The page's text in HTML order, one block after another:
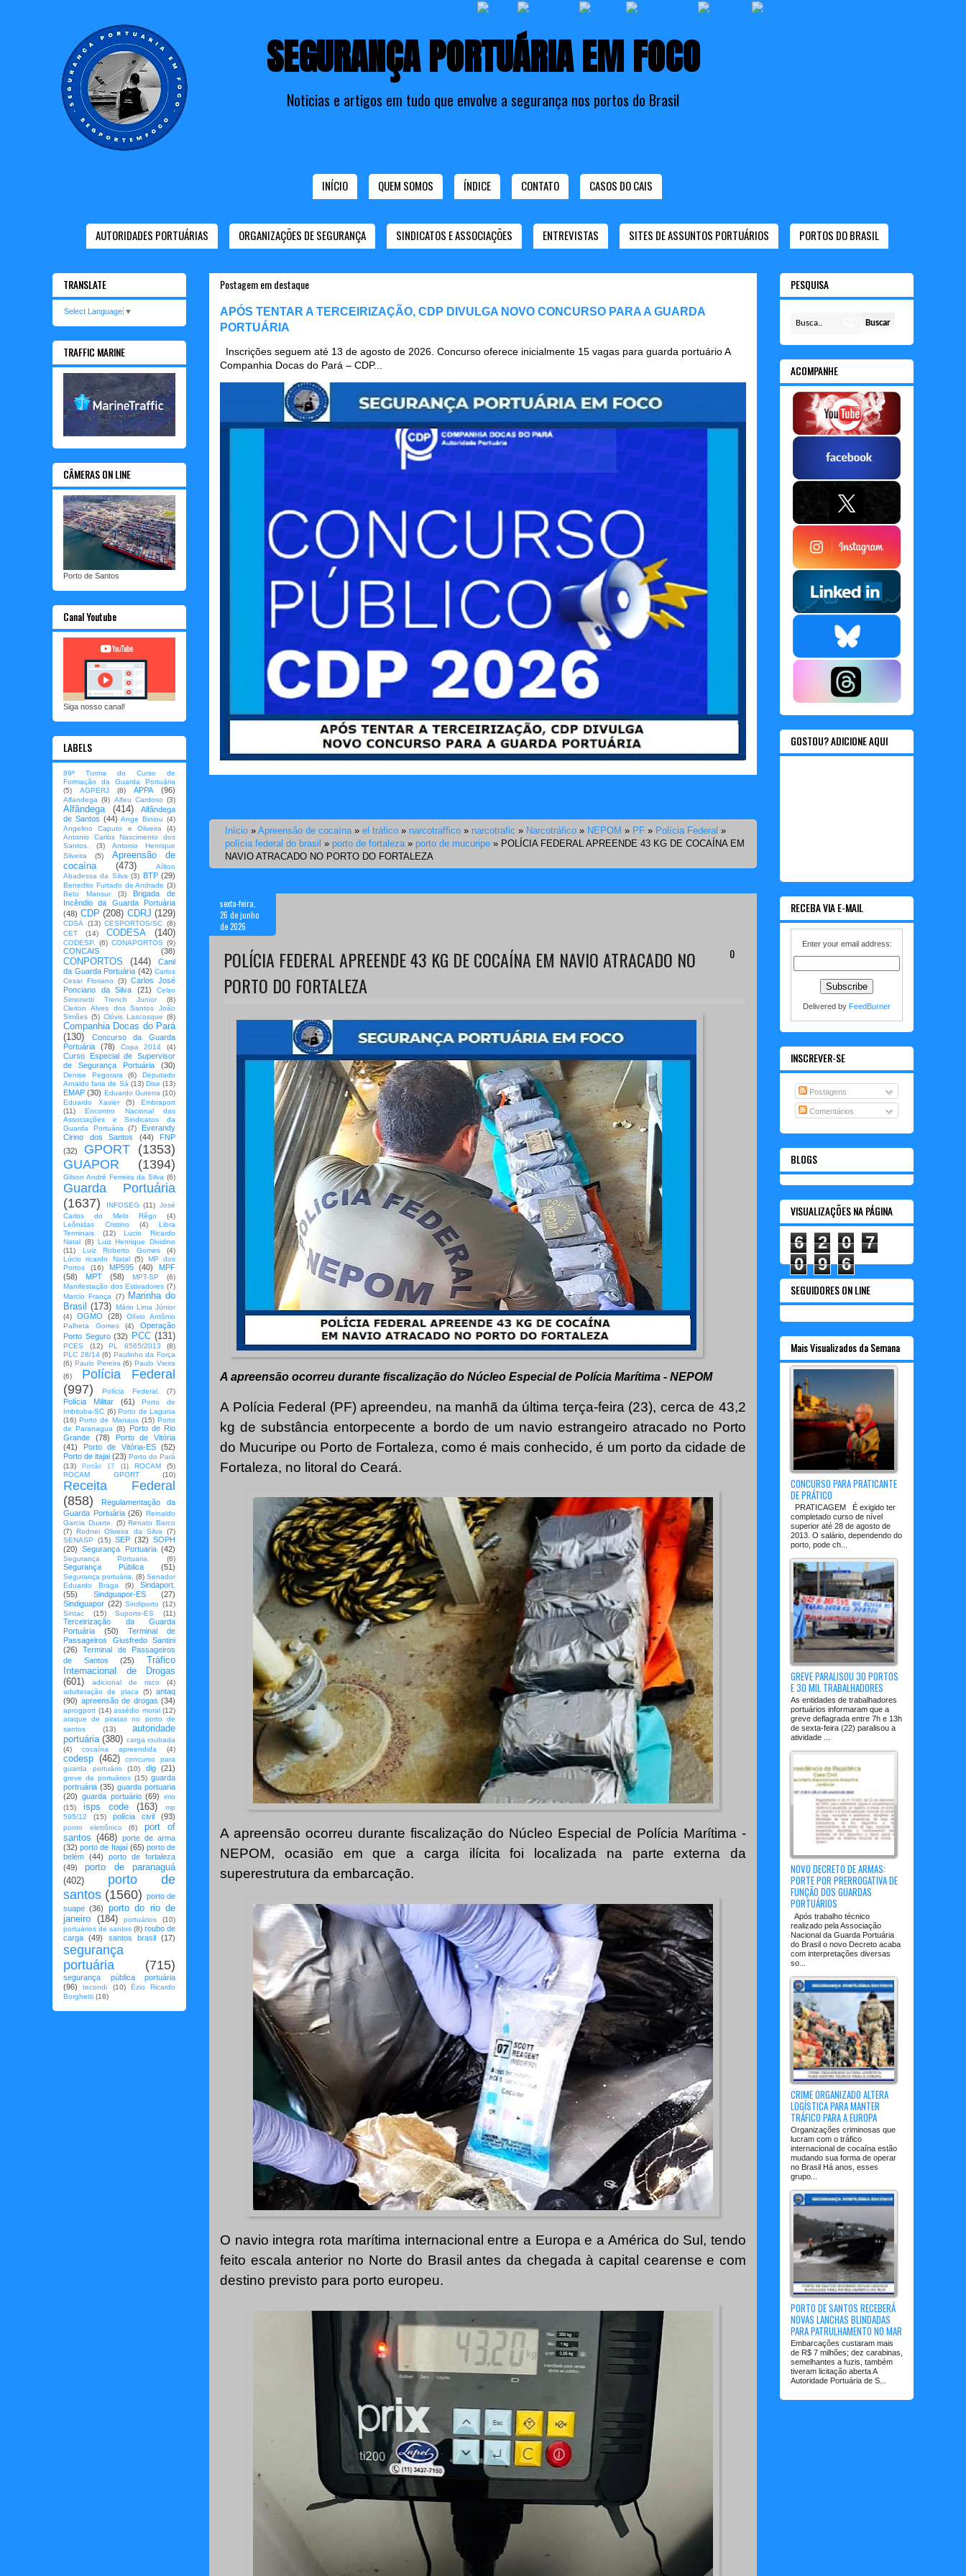
SEGURANÇA PORTUÁRIA EM FOCO
Noticias e artigos em tudo que envolve a segurança nos portos do Brasil
INÍCIO QUEM SOMOS ÍNDICE CONTATO CASOS DO CAIS
AUTORIDADES PORTUÁRIAS ORGANIZAÇÕES DE SEGURANÇA SINDICATOS E ASSOCIAÇÕES ENTREVISTAS SITES DE ASSUNTOS PORTUÁRIOS PORTOS DO BRASIL
Postagem em destaque
APÓS TENTAR A TERCEIRIZAÇÃO, CDP DIVULGA NOVO CONCURSO PARA A GUARDA
PORTUÁRIA
Inscrições seguem até 13 de agosto de 2026. Concurso oferece inicialmente 15 vagas para guarda portuário A
Companhia Docas do Pará – CDP...
Início » Apreensão de cocaína» el tráfico » narcotraffico » narcotrafic » Narcotráfico » NEPOM » PF » Polícia Federal »
polícia federal do brasil » porto de fortaleza» porto de mucuripe » POLÍCIA FEDERAL APREENDE 43 KG DE COCAÍNA EM
NAVIO ATRACADO NO PORTO DO FORTALEZA
sexta-feira,
26 de junho
de 2026
0
POLÍCIA FEDERAL APREENDE 43 KG DE COCAÍNA EM NAVIO ATRACADO NO
PORTO DO FORTALEZA
A apreensão ocorreu durante fiscalização do Núcleo Especial de Polícia Marítima - NEPOM
A Polícia Federal (PF) apreendeu, na manhã da última terça-feira (23), cerca de 43,2
kg de substância entorpecente a bordo de um navio estrangeiro atracado no Porto
do Mucuripe ou Porto de Fortaleza, como é mais conhecido, é um porto da cidade de
Fortaleza, no litoral do Ceará.
A apreensão ocorreu durante fiscalização do Núcleo Especial de Polícia Marítima -
NEPOM, ocasião em que a carga ilícita foi localizada na parte externa da
superestrutura da embarcação.
O navio integra rota marítima internacional entre a Europa e a América do Sul, tendo
feito escala anterior no Norte do Brasil antes da chegada à capital cearense e com
destino previsto para porto europeu.
TRANSLATE
Select Language ▼
TRAFFIC MARINE
CÂMERAS ON LINE
Porto de Santos
Canal Youtube
Siga nosso canal!
LABELS
89ª Turma do Curso de
Formação da Guarda Portuária
(5)
AGPERJ (8) APPA (96)
Alfandega (9) Alfeu Cardoso (3)
Alfândega (414)
Alfândega
de Santos (44) Ange Biniou (4)
Angelino Caputo e Oliveira
(4)
Antonio Carlos Nascimento dos
Santos.
(3)
Antonio Henrique
Silveira
(5)
Apreensão de
cocaína
(473)
Aílton
Abadessa da Silva (3) BTP (29)
Benedito Furtado de Andrade (3)
Beto Mansur
(3)
Brigada de
Incêndio da Guarda Portuária
(48) CDP (208) CDRJ (129)
CDSA (13) CESPORTOS/SC (8)
CET
(14) CODESA (140)
CODESP. (6) CONAPORTOS (9)
CONCAIS (38)
CONPORTOS (144)
Canil
da Guarda Portuária (42) Carlos
Cesar Floriano
(3) Carlos José
Ponciano da Silva
(21)
Celso
Simonetti Trench Junior
(8)
Cleiton Alves dos Santos João
Simões (5) Clóvis Lascosque (8)
Companhia Docas do Pará
(130)
Concurso da Guarda
Portuária
(78) Copa 2014 (4)
Curso Especial de Supervisor
de Segurança Portuária
(30)
Denise Pegorara (6)
Deputado
Arnaldo faria de Sá (13) Dise (13)
EMAP (30) Eduardo Guterra (10)
Eduardo Xavier
(5)
Embraport
(11)
Encontro Nacional das
Associações e Sindicatos da
Guarda Portuária
(7)
Everandy
Cirino dos Santos
(44)
FNP
(32)
GPORT (1353)
GUAPOR
(1394)
Gilson André Ferreira da Silva (6)
Guarda Portuária
(1637)
INFOSEG (11) José
Carlos do Melo Rêgo
(4)
Leônidas Cristino
(4)
Libra
Terminais
(12)
Lucio Ricardo
Natal (8) Luiz Henrique Dividino
(11)
Luiz Roberto Gomes
(4)
Lúcio ricardo Natal (5)
MP dos
Portos
(16) MP595 (40)
MPF
(58)
MPT (58) MPT-SP
(6)
Manifestação dos Estivadores (7)
Marcio França
(7)
Marinha do
Brasil
(173) Mário Lima Júnior
(4)
OGMO (28)
Olívio Antônio
Palheta Gomes
(4)
Operação
Porto Seguro (32) PCC (131)
PCES (12) PL 6565/2013
(8)
PLC 28/14 (6) Paulinho da Força
(6) Paulo Pereira (6) Paulo Vieira
(6)
Polícia Federal
(997)
Polícia Federal. (7)
Polícia Militar (61)
Porto de
Imbituba-SC (6) Porto de Laguna
(16) Porto de Manaus (15) Porto
de Paranagua (8)
Porto de Rio
Grande
(78)
Porto de Vitória
(41)
Porto de Vitória-ES
(52)
Porto de itajai (23) Porto do Pará
(13)
Portão 17 (1) ROCAM
(5)
ROCAM GPORT
(10)
Receita Federal
(858)
Regulamentação da
Guarda Portuária (26) Reinaldo
Garcia Duarte.
(5) Renato Barco
(7) Rodnei Oliveira da Silva
(7)
SENASP
(15) SEP (32) SOPH
(20)
Segurança Portuaria (42)
Segurança Portuaria. (6)
Segurança Pública (51)
Segurança portuária. (8) Senador
Eduardo Braga
(9)
Sindaport.
(55)
Sindguapor-ES
(27)
Sindiguapor (22) Sindiporto (12)
Sintac
(15) Suporte-ES (11)
Terceirização da Guarda
Portuária
(50)
Terminal de
Passageiros Giusfredo Santini
(26)
Terminal de Passageiros
de Santos
(25)
Tráfico
Internacional de Drogas
(601)
adicional de risco
(4)
adulteração de placa
(5) antaq
(90) apreensão de drogas (34)
aprogport (14) assédio moral (12)
ataque de piratas no porto de
santos
(13)
autoridade
portuária (380) carga roubada
(4)
cocaína apreendida (4)
codesp (462)
concurso para
guarda portuário
(10) dig (21)
greve de portuários (15) guarda
portruária (35) guarda portuaria
(20) guarda portuário (69)
imo
(15)
isps code (163)
mp
595/12
(15) polícia civil (93)
ponto eletrônico (6)
port of
santos (468) porte de arma
(32) porto de Itajaí (65) porto de
belém (44)
porto de fortaleza
(49)
porto de paranaguá
(402)
porto de
santos (1560) porto de
suape (36)
porto do rio de
janeiro (184) portuários
(10)
portuários de santos (8) roubo de
carga
(49) santos brasil (17)
segurança
portuária
(715)
segurança pública portuária
(96)
tecondi (10)
Ézio Ricardo
Borghetti (16)
PESQUISA
ACOMPANHE
GOSTOU? ADICIONE AQUI
RECEBA VIA E-MAIL
Enter your email address:
Delivered by FeedBurner
INSCREVER-SE
Postagens
Comentários
BLOGS
VISUALIZAÇÕES NA PÁGINA
6 2 0
7
0
9 6
SEGUIDORES ON LINE
Mais Visualizados da Semana
CONCURSO PARA PRATICANTE
DE PRÁTICO
PRATICAGEM É exigido ter
completado curso de nível
superior até 28 de agosto de
2013. O salário, dependendo do
porto, pode ch...
GREVE PARALISOU 30 PORTOS
E 30 MIL TRABALHADORES
As entidades de trabalhadores
portuários informaram que a
greve deflagrada entre 7h e 13h
de sexta-feira (22) paralisou a
atividade ...
NOVO DECRETO DE ARMAS:
PORTE POR PRERROGATIVA DE
FUNÇÃO DOS GUARDAS
PORTUÁRIOS
Após trabalho técnico
realizado pela Associação
Nacional da Guarda Portuária
do Brasil o novo Decreto acaba
com interpretações diversas
so...
CRIME ORGANIZADO ALTERA
LOGÍSTICA PARA MANTER
TRÁFICO PARA A EUROPA
Organizações criminosas que
lucram com o tráfico
internacional de cocaína estão
mudando sua forma de operar
no Brasil Há anos, esses
grupo...
PORTO DE SANTOS RECEBERÁ
NOVAS LANCHAS BLINDADAS
PARA PATRULHAMENTO NO MAR
Embarcações custaram mais
de R$ 7 milhões; dez carabinas,
semelhantes a fuzis, também
tiveram licitação aberta A
Autoridade Portuária de S...